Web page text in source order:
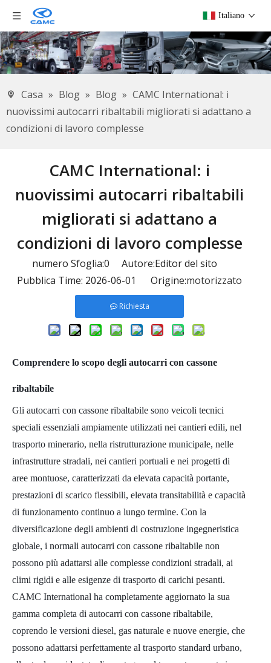
Italiano
Casa » Blog » Blog » CAMC International: i
nuovissimi autocarri ribaltabili migliorati si adattano a
condizioni di lavoro complesse
CAMC International: i
nuovissimi autocarri ribaltabili
migliorati si adattano a
condizioni di lavoro complesse
numero Sfoglia:0 Autore:Editor del sito
Pubblica Time: 2026-06-01 Origine:motorizzato
Richiesta
Comprendere lo scopo degli autocarri con cassone
ribaltabile
Gli autocarri con cassone ribaltabile sono veicoli tecnici
speciali essenziali ampiamente utilizzati nei cantieri edili, nel
trasporto minerario, nella ristrutturazione municipale, nelle
infrastrutture stradali, nei cantieri portuali e nei progetti di
aree montuose, caratterizzati da elevata capacità portante,
prestazioni di scarico flessibili, elevata transitabilità e capacità
di funzionamento continuo a lungo termine. Con la
diversificazione degli ambienti di costruzione ingegneristica
globale, i normali autocarri con cassone ribaltabile non
possono più adattarsi alle complesse condizioni stradali, ai
climi rigidi e alle esigenze di trasporto di carichi pesanti.
CAMC International ha completamente aggiornato la sua
gamma completa di autocarri con cassone ribaltabile,
coprendo le versioni diesel, gas naturale e nuove energie, che
possono adattarsi perfettamente al trasporto standard urbano,